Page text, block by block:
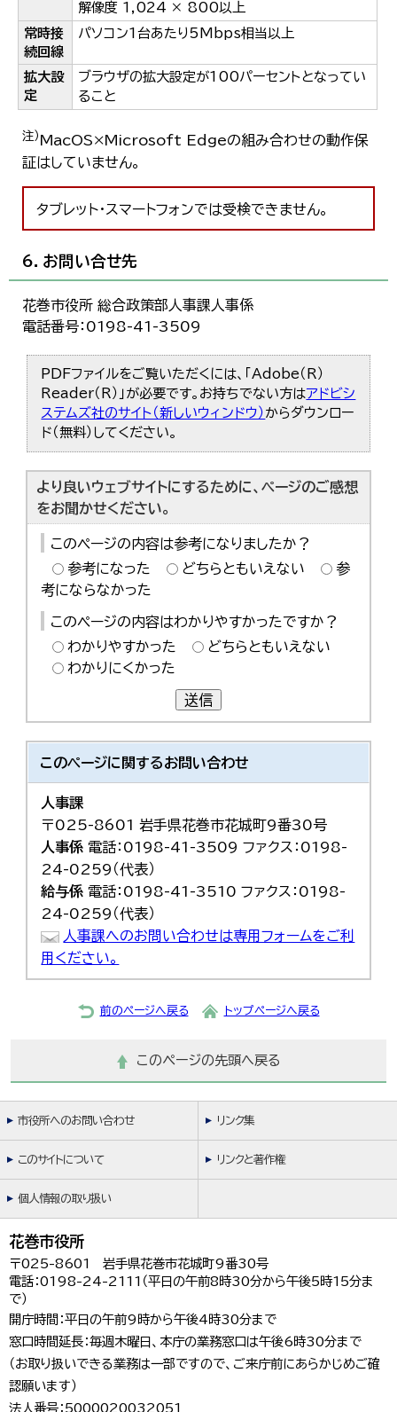
解像度 1,024 × 800以上
常時接
続回線
パソコン1台あたり5Mbps相当以上
拡大設
定
ブラウザの拡大設定が100パーセントとなってい
ること
注） MacOS×Microsoft Edgeの組み合わせの動作保
証はしていません。
タブレット・スマートフォンでは受検できません。
6．お問い合せ先
花巻市役所 総合政策部人事課人事係
電話番号：0198-41-3509
PDFファイルをご覧いただくには、「Adobe（R）
Reader（R）」が必要です。お持ちでない方はアドビシ
ステムズ社のサイト（新しいウィンドウ） からダウンロー
ド（無料）してください。
より良いウェブサイトにするために、ページのご感想
をお聞かせください。
このページの内容は参考になりましたか？
参考になった
どちらともいえない
参
考にならなかった
このページの内容はわかりやすかったですか？
わかりやすかった
どちらともいえない
わかりにくかった
送信
このページに関するお問い合わせ
人事課
〒025-8601 岩手県花巻市花城町9番30号
人事係 電話：0198-41-3509 ファクス：0198-
24-0259（代表）
給与係 電話：0198-41-3510 ファクス：0198-
24-0259（代表）
人事課へのお問い合わせは専用フォームをご利
用ください。
前のページへ戻る トップページへ戻る
このページの先頭へ戻る
市役所へのお問い合わせ リンク集
このサイトについて リンクと著作権
個人情報の取り扱い
花巻市役所
〒025-8601 岩手県花巻市花城町9番30号
電話：0198-24-2111（平日の午前8時30分から午後5時15分ま
で）
開庁時間：平日の午前9時から午後4時30分まで
窓口時間延長：毎週木曜日、本庁の業務窓口は午後6時30分まで
（お取り扱いできる業務は一部ですので、ご来庁前にあらかじめご確
認願います）
法人番号：5000020032051